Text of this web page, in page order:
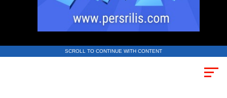
SCROLL TO CONTINUE WITH CONTENT